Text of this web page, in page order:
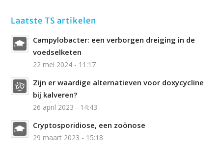
Laatste TS artikelen
Campylobacter: een verborgen dreiging in de
voedselketen
22 mei 2024 - 11:17
Zijn er waardige alternatieven voor doxycycline
bij kalveren?
26 april 2023 - 14:43
Cryptosporidiose, een zoönose
29 maart 2023 - 15:18